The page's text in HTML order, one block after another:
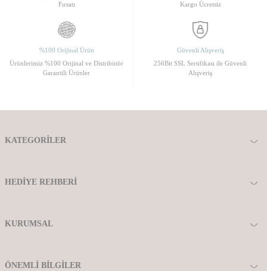
Fırsatı
Kargo Ücretsiz
%100 Orijinal Ürün
Ürünlerimiz %100 Orijinal ve Distribütör
Garantili Ürünler
Güvenli Alışveriş
256Bit SSL Sertifikası ile Güvenli
Alışveriş
KATEGORILER
HEDIYE REHBERI
KURUMSAL
ÖNEMLI BILGILER